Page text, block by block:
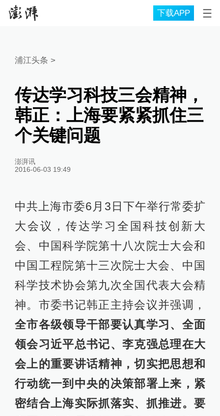
下载APP
浦江头条 >
传达学习科技三会精神，
韩正：上海要紧紧抓住三
个关键问题
澎湃讯
2016-06-03 19:49
中共上海市委6月3日下午举行常委扩
大会议，传达学习全国科技创新大
会、中国科学院第十八次院士大会和
中国工程院第十三次院士大会、中国
科学技术协会第九次全国代表大会精
神。市委书记韩正主持会议并强调，
全市各级领导干部要认真学习、全面
领会习近平总书记、李克强总理在大
会上的重要讲话精神，切实把思想和
行动统一到中央的决策部署上来，紧
密结合上海实际抓落实、抓推进。要